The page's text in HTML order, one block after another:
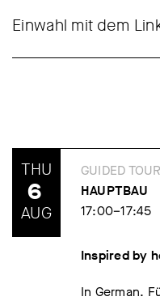
Einwahl mit dem
THU
6
AUG
GUIDED TOUR
HAUPTBAU
17:00–17:45
Inspired by
In German.